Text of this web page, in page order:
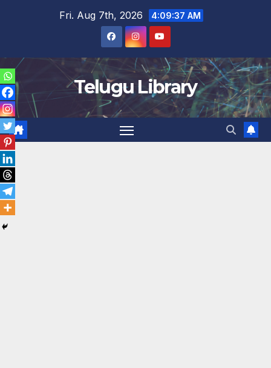
Fri. Aug 7th, 2026 4:09:38 AM
Telugu Library